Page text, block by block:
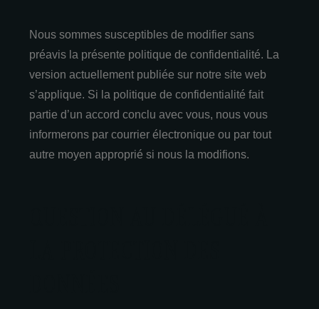
Nous sommes susceptibles de modifier sans
préavis la présente politique de confidentialité. La
version actuellement publiée sur notre site web
s’applique. Si la politique de confidentialité fait
partie d’un accord conclu avec vous, nous vous
informerons par courrier électronique ou par tout
autre moyen approprié si nous la modifions.